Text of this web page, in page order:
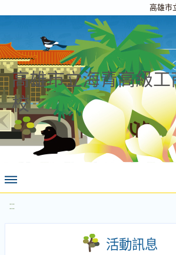
高雄市
高雄市立海青高級工
校
:::
活動訊息